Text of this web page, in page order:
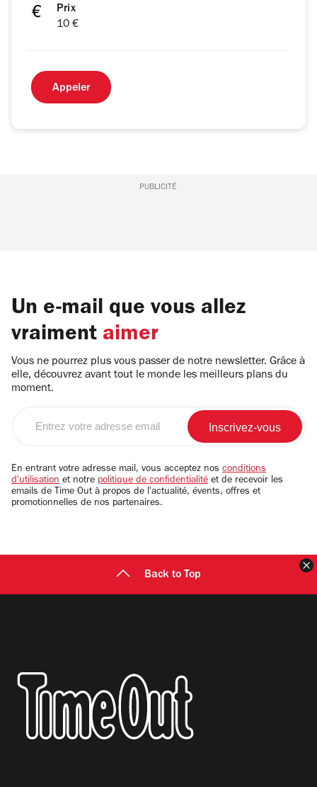
Prix
10 €
Appeler
PUBLICITÉ
Un e-mail que vous allez
vraiment aimer
Vous ne pourrez plus vous passer de notre newsletter. Grâce à
elle, découvrez avant tout le monde les meilleurs plans du
moment.
email
En entrant votre adresse mail, vous acceptez nos conditions
d'utilisation et notre politique de confidentialité et de recevoir les
emails de Time Out à propos de l'actualité, évents, offres et
promotionnelles de nos partenaires.
Back to Top